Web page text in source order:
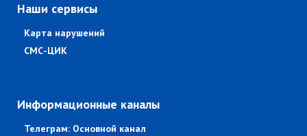
Наши сервисы
Карта нарушений
СМС-ЦИК
Информационные каналы
Телеграм: Основной канал